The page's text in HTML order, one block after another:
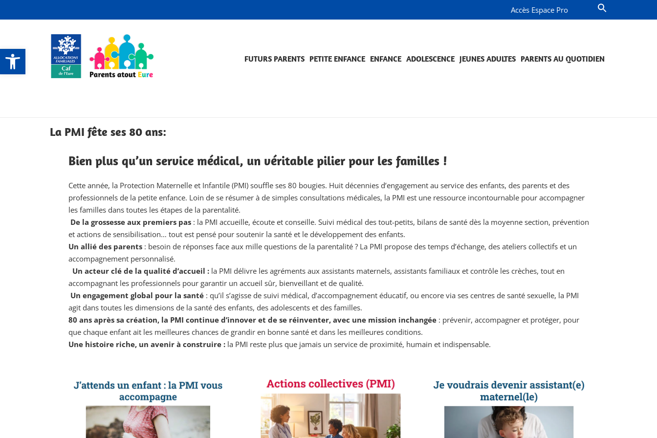
Ouvrir la barre d’outils
Accès Espace Pro
FUTURS PARENTS PETITE ENFANCE ENFANCE ADOLESCENCE JEUNES ADULTES PARENTS AU QUOTIDIEN
La PMI fête ses 80 ans:
Bien plus qu’un service médical, un véritable pilier pour les familles !
Cette année, la Protection Maternelle et Infantile (PMI) souffle ses 80 bougies. Huit décennies d’engagement au service des enfants, des parents et des
professionnels de la petite enfance. Loin de se résumer à de simples consultations médicales, la PMI est une ressource incontournable pour accompagner
les familles dans toutes les étapes de la parentalité.
De la grossesse aux premiers pas: la PMI accueille, écoute et conseille. Suivi médical des tout-petits, bilans de santé dès la moyenne section, prévention
et actions de sensibilisation… tout est pensé pour soutenir la santé et le développement des enfants.
Un allié des parents: besoin de réponses face aux mille questions de la parentalité ? La PMI propose des temps d’échange, des ateliers collectifs et un
accompagnement personnalisé.
Un acteur clé de la qualité d’accueil :la PMI délivre les agréments aux assistants maternels, assistants familiaux et contrôle les crèches, tout en
accompagnant les professionnels pour garantir un accueil sûr, bienveillant et de qualité.
Un engagement global pour la santé: qu’il s’agisse de suivi médical, d’accompagnement éducatif, ou encore via ses centres de santé sexuelle, la PMI
agit dans toutes les dimensions de la santé des enfants, des adolescents et des familles.
80 ans après sa création, la PMI continue d’innover et de se réinventer, avec une mission inchangée: prévenir, accompagner et protéger, pour
que chaque enfant ait les meilleures chances de grandir en bonne santé et dans les meilleures conditions.
Une histoire riche, un avenir à construire :la PMI reste plus que jamais un service de proximité, humain et indispensable.